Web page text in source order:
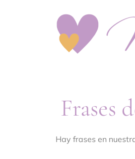
Frases
Hay frases en